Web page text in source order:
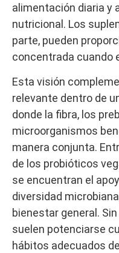
alimentación diaria y
nutricional. Los
parte, pueden
concentrada cuando
Esta visión
relevante dentro de
donde la fibra, los
microorganismos
manera conjunta.
de los probióticos
se encuentran el
diversidad
bienestar general.
suelen potenciarse
hábitos adecuados